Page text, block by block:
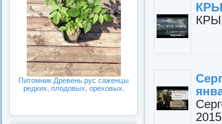
Питомник Древень.рус саженцы
редких, плодовых, ореховых.